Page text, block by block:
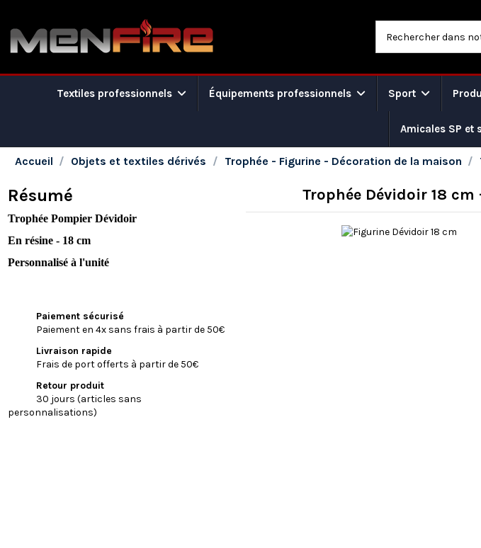
Textiles professionnels Équipements professionnels Sport
Amicales SP et
Accueil Objets et textiles dérivés Trophée - Figurine - Décoration de la maison
Résumé
Trophée Pompier Dévidoir
En résine - 18 cm
Personnalisé à l'unité
Paiement sécurisé
Paiement en 4x sans frais à partir de 50€
Livraison rapide
Frais de port offerts à partir de 50€
Retour produit
30 jours (articles sans
personnalisations)
Trophée Dévidoir 18